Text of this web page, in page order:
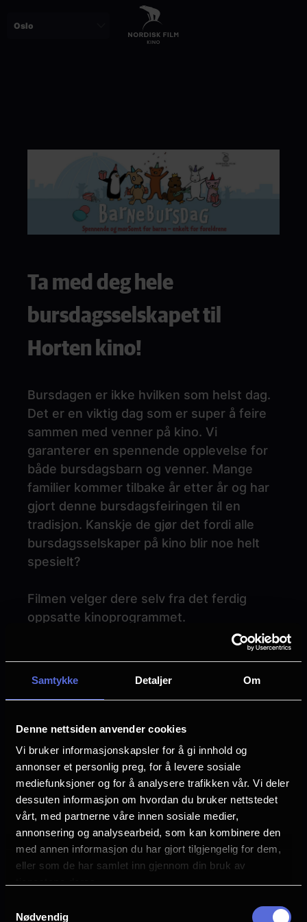
Samtykke Detaljer Om
Denne nettsiden anvender cookies
Vi bruker informasjonskapsler for å gi innhold og
annonser et personlig preg, for å levere sosiale
mediefunksjoner og for å analysere trafikken vår. Vi deler
dessuten informasjon om hvordan du bruker nettstedet
vårt, med partnerne våre innen sosiale medier,
annonsering og analysearbeid, som kan kombinere den
med annen informasjon du har gjort tilgjengelig for dem,
eller som de har samlet inn gjennom din bruk av
Nødvendig
Ta med deg hele
bursdagsselskapet til
Horten kino!
Bursdagen er ikke hvilken som helst dag.
Det er en viktig dag som er super å feire
sammen med venner på kino. Vi
garanterer en spennende opplevelse for
både bursdagsbarn og venner. Mange
familier kommer tilbake år etter år og har
gjort denne bursdagsfeiringen til en
tradisjon. Kanskje de gjør det fordi alle
bursdagsselskaper på kino blir noe helt
spesielt?
Filmen velger dere selv fra det ferdig
oppsatte kinoprogrammet.
NB: Endelig kinoprogram blir aktivert hver
tirsdag og gjelder fom fredag samme uke
film før dette uten å booke en hel sal, men
dagen for bursdag kan reserveres inntil
en måned før arrangemanget.
For bestilling / mer informasjon:
Bursdagspakkene gjelder barn og ungdom
til og med 14 år.
For bestilling av kinobursdag ring 45 22 75
Dette er inkludert i kinobursdag: